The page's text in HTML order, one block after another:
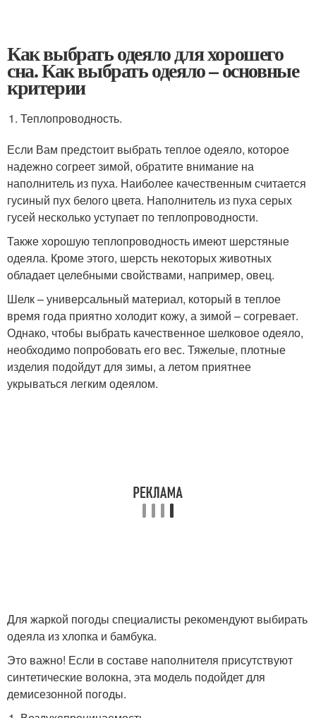
Как выбрать одеяло для хорошего
сна. Как выбрать одеяло – основные
критерии
Теплопроводность.
Если Вам предстоит выбрать теплое одеяло, которое
надежно согреет зимой, обратите внимание на
наполнитель из пуха. Наиболее качественным считается
гусиный пух белого цвета. Наполнитель из пуха серых
гусей несколько уступает по теплопроводности.
Также хорошую теплопроводность имеют шерстяные
одеяла. Кроме этого, шерсть некоторых животных
обладает целебными свойствами, например, овец.
Шелк – универсальный материал, который в теплое
время года приятно холодит кожу, а зимой – согревает.
Однако, чтобы выбрать качественное шелковое одеяло,
необходимо попробовать его вес. Тяжелые, плотные
изделия подойдут для зимы, а летом приятнее
укрываться легким одеялом.
Для жаркой погоды специалисты рекомендуют выбирать
одеяла из хлопка и бамбука.
Это важно! Если в составе наполнителя присутствуют
синтетические волокна, эта модель подойдет для
демисезонной погоды.